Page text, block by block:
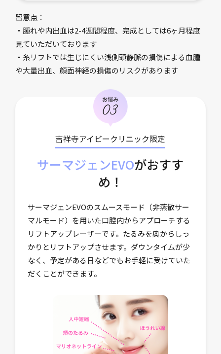
留意点：
・腫れや内出血は2-4週間程度、完成としては6ヶ月程度
見ていただいております
・糸リフトでは生じにくい浅側頭静脈の損傷による血腫
や大量出血、顔面神経の損傷のリスクがあります
吉祥寺アイビークリニック限定
サーマジェンEVOがおすす
め！
サーマジェンEVOのスムースモード（非蒸散サー
マルモード）を用いた口腔内からアプローチする
リフトアップレーザーです。たるみを奥からしっ
かりとリフトアップさせます。ダウンタイムが少
なく、予定がある日などでもお手軽に受けていた
だくことができます。